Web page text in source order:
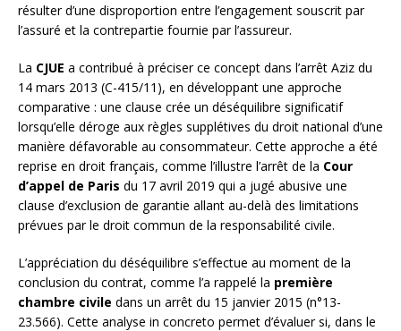
résulter d’une disproportion entre l’engagement souscrit par
l’assuré et la contrepartie fournie par l’assureur.
La CJUE a contribué à préciser ce concept dans l’arrêt Aziz du
14 mars 2013 (C-415/11), en développant une approche
comparative : une clause crée un déséquilibre significatif
lorsqu’elle déroge aux règles supplétives du droit national d’une
manière défavorable au consommateur. Cette approche a été
reprise en droit français, comme l’illustre l’arrêt de la Cour
d’appel de Paris du 17 avril 2019 qui a jugé abusive une
clause d’exclusion de garantie allant au-delà des limitations
prévues par le droit commun de la responsabilité civile.
L’appréciation du déséquilibre s’effectue au moment de la
conclusion du contrat, comme l’a rappelé la première
chambre civile dans un arrêt du 15 janvier 2015 (n°13-
23.566). Cette analyse in concreto permet d’évaluer si, dans le